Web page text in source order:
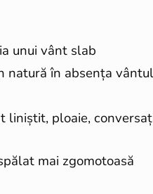
unui vânt slab
natură în absența
ploaie,
mai zgomotoasă